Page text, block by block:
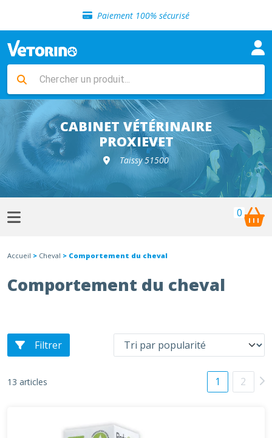
Paiement 100% sécurisé
Livraison gratuite en clinique vétérinaire
Sélection de croquettes vétérinaire
Livraison gratuite en clinique vétérinaire
Retour gratuit en clinique
Sélection de croquettes vétérinaire
CABINET VÉTÉRINAIRE
PROXIEVET
Taissy 51500
0
Accueil > Cheval > Comportement du cheval
Comportement du cheval
Filtrer
13 articles 1 2